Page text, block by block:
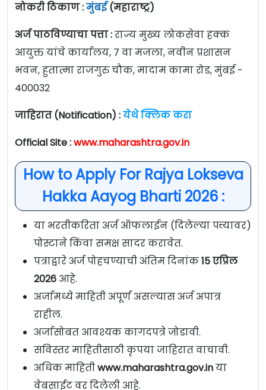
नोकरी ठिकाण :मुंबई(महाराष्ट्र)
अर्ज पाठविण्याचा पत्ता :राज्य मुख्य लोकसेवा हक्क
आयुक्त यांचे कार्यालय, ७ वा मजला, नवीन प्रशासन
भवन, हुतात्मा राजगुरु चौक, मादाम कामा रोड, मुंबई -
400032
जाहिरात (Notification) :येथे क्लिक करा
Official Site :www.maharashtra.gov.in
How to Apply For Rajya Lokseva
Hakka Aayog Bharti 2026 :
या भरतीकरिता अर्ज ऑफलाईन (दिलेल्या पत्त्यावर)
पोस्टाने किंवा समक्ष सादर करावेत.
पत्राद्वारे अर्ज पोहचण्याची अंतिम दिनांक15 एप्रिल
2026 आहे.
अर्जामध्ये माहिती अपूर्ण असल्यास अर्ज अपात्र
राहील.
अर्जासोबत आवश्यक कागदपत्रे जोडावी.
सविस्तर माहितीसाठी कृपया जाहिरात वाचावी.
अधिक माहितीwww.maharashtra.gov.inया
वेबसाईट वर दिलेली आहे.